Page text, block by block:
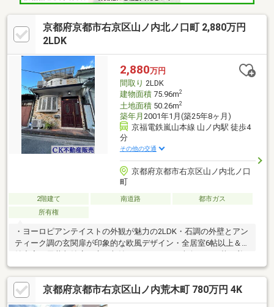
京都府京都市右京区山ノ内北ノ口町 2,880万円
2LDK
2,880万円
間取り 2LDK
建物面積75.96m2
土地面積50.26m2
築年月 2001年1月(築25年8ヶ月)
京福電鉄嵐山本線 山ノ内駅 徒歩4
分
その他の交通
京都府京都市右京区山ノ内北ノ口
町
2階建て 南道路
都市ガス
所有権
・ヨーロピアンテイストの外観が魅力の2LDK・石調の外壁とアン
ティーク調の玄関扉が印象的な欧風デザイン・全居室6帖以上＆収
いた明るさの住みやすい空間・京福「山ノ内」徒歩4分＆地下鉄
「太秦天神川」徒歩9分の2WAYアクセス・ショッピングセンター
徒歩8分で便利な住環境通勤・通学・お出かけまで軽快アクセス。
利便性を重視しながら、落ち着いた住環境も手に入る立地です。
京都府京都市右京区山ノ内荒木町 780万円 4K